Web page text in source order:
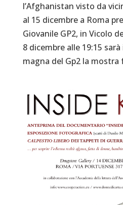
l’Afghanistan visto da
al 15 dicembre a Roma
Giovanile GP2, in Vicolo
8 dicembre alle 19:15
magna del Gp2 la